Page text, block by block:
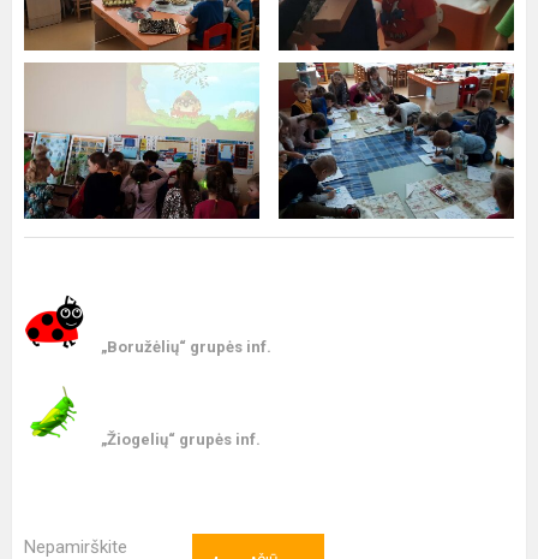
„Boružėlių“ grupės inf.
„Žiogelių“ grupės inf.
Nepamirškite